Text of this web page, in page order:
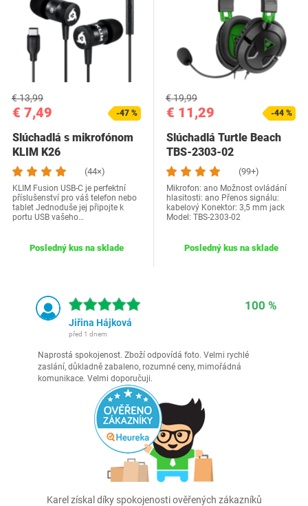
€ 7,49
€ 13,99
-47 %
Slúchadlá s mikrofónom
KLIM K26
(44×)
KLIM Fusion USB-C je perfektní
příslušenství pro váš telefon nebo
tablet Jednoduše jej připojte k
portu USB vašeho…
Posledný kus na sklade
€ 11,29
€ 19,99
-44 %
Slúchadlá Turtle Beach
TBS-2303-02
(99+)
Mikrofon: ano Možnost ovládání
hlasitosti: ano Přenos signálu:
kabelový Konektor: 3,5 mm jack
Model: TBS-2303-02
Posledný kus na sklade
100 %
Jiřina Hájková
před 1 dnem
Naprostá spokojenost. Zboží odpovídá foto. Velmi rychlé
zaslání, důkladně zabaleno, rozumné ceny, mimořádná
komunikace. Velmi doporučuji.
Karel získal díky spokojenosti ověřených zákazníků